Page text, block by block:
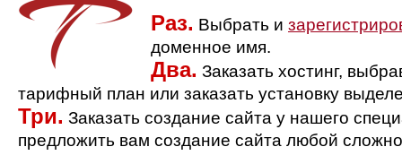
Раз. Выбрать и
доменное имя.
Два. Заказать хостинг,
тарифный план или заказать установку
Три. Заказать создание сайта у нашего
предложить вам создание сайта любой